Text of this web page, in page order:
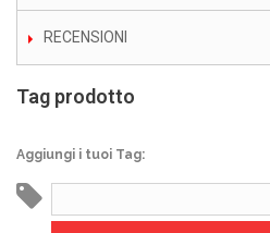
RECENSIONI
Tag prodotto
Aggiungi i tuoi Tag: